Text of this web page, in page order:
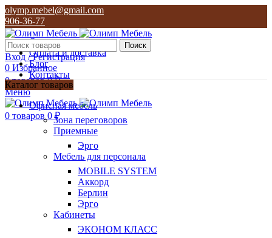
olymp.mebel@gmail.com
906-36-77
О нас
Оплата и доставка
Блог
Контакты
906-36-77
Поиск
Вход / Регистрация
0 Избранное
0товаров 0₽
Меню
0 товаров 0₽
Каталог товаров
Офисная мебель
Зона переговоров
Приемные
Эрго
Мебель для персонала
MOBILE SYSTEM
Аккорд
Берлин
Эрго
Кабинеты
ЭКОНОМ КЛАСС